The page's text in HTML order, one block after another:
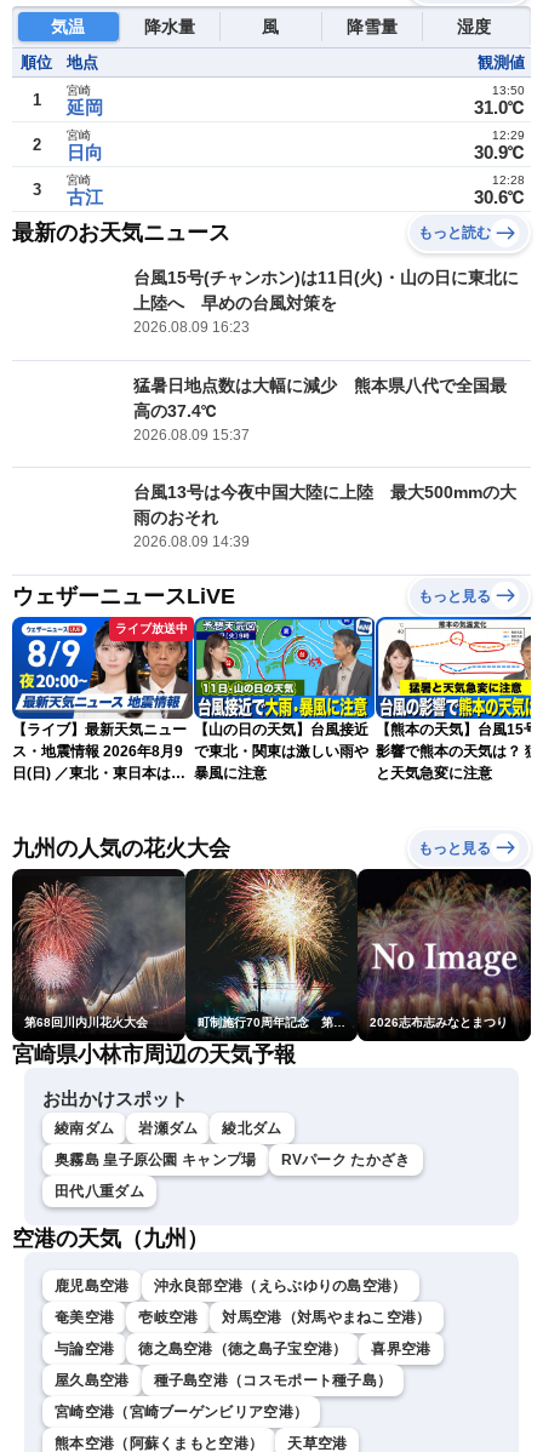
気温 降水量 風 降雪量 湿度
順位 地点 観測値
1 延岡
宮崎
31.0℃
13:50
2 日向
宮崎
30.9℃
12:29
3 古江
宮崎
30.6℃
12:28
最新のお天気ニュース もっと読む
台風15号(チャンホン)は11日(火)・山の日に東北に
上陸へ 早めの台風対策を
2026.08.09 16:23
猛暑日地点数は大幅に減少 熊本県八代で全国最
高の37.4℃
2026.08.09 15:37
台風13号は今夜中国大陸に上陸 最大500mmの大
雨のおそれ
2026.08.09 14:39
ウェザーニュースLiVE もっと見る
ライブ放送中
【ライブ】最新天気ニュー
ス・地震情報 2026年8月9
日(日) ／東北・東日本は急
衣／芳野達郎〉
【山の日の天気】台風接近
で東北・関東は激しい雨や
暴風に注意
【熊本の天気】台風15号
影響で熊本の天気は？ 猛
と天気急変に注意
九州の人気の花火大会 もっと見る
第68回川内川花火大会 町制施行70周年記念 第48回南種子町ロケット祭 2026志布志みなとまつり
宮崎県小林市周辺の天気予報
お出かけスポット
綾南ダム 岩瀬ダム
綾北ダム
奥霧島 皇子原公園 キャンプ場
RVパーク たかざき
田代八重ダム
空港の天気（九州）
鹿児島空港
沖永良部空港（えらぶゆりの島空港）
奄美空港
壱岐空港
対馬空港（対馬やまねこ空港）
与論空港
徳之島空港（徳之島子宝空港）
喜界空港
屋久島空港
種子島空港（コスモポート種子島）
宮崎空港（宮崎ブーゲンビリア空港）
熊本空港（阿蘇くまもと空港）
天草空港